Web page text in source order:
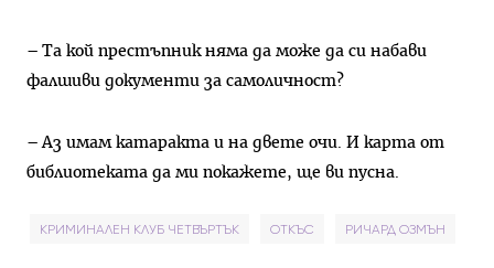
– Та кой престъпник няма да може да си набави
фалшиви документи за самоличност?
– Аз имам катаракта и на двете очи. И карта от
библиотеката да ми покажете, ще ви пусна.
КРИМИНАЛЕН КЛУБ ЧЕТВЪРТЪК ОТКЪС РИЧАРД ОЗМЪН